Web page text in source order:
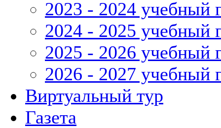
2023 - 2024 учебный
2024 - 2025 учебный
2025 - 2026 учебный
2026 - 2027 учебный
Виртуальный тур
Газета